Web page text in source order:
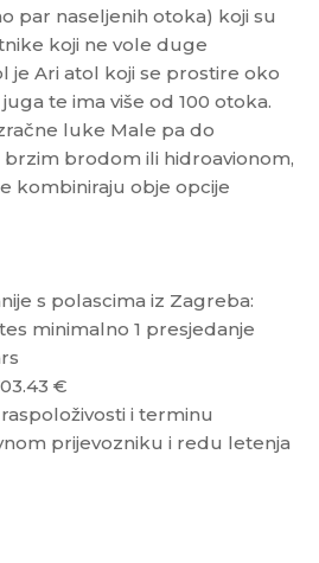
par naseljenih otoka) koji su
koji ne vole duge
je Ari atol koji se prostire oko
te ima više od 100 otoka.
luke Male pa do
brodom ili hidroavionom,
kombiniraju obje opcije
s polascima iz Zagreba:
minimalno 1 presjedanje
€
i terminu
prijevozniku i redu letenja